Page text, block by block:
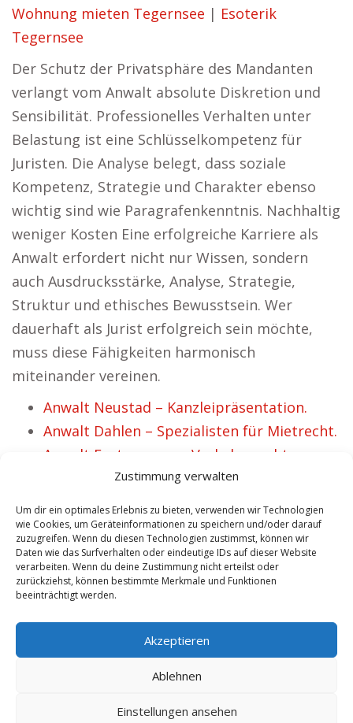
Zustimmung verwalten
Um dir ein optimales Erlebnis zu bieten, verwenden wir Technologien
wie Cookies, um Geräteinformationen zu speichern und/oder darauf
zuzugreifen. Wenn du diesen Technologien zustimmst, können wir
Daten wie das Surfverhalten oder eindeutige IDs auf dieser Website
verarbeiten. Wenn du deine Zustimmung nicht erteilst oder
zurückziehst, können bestimmte Merkmale und Funktionen
beeinträchtigt werden.
Akzeptieren
Ablehnen
Einstellungen ansehen
Wohnung mieten Tegernsee | Esoterik
Tegernsee
Der Schutz der Privatsphäre des Mandanten
verlangt vom Anwalt absolute Diskretion und
Sensibilität. Professionelles Verhalten unter
Belastung ist eine Schlüsselkompetenz für
Juristen. Die Analyse belegt, dass soziale
Kompetenz, Strategie und Charakter ebenso
wichtig sind wie Paragrafenkenntnis. Nachhaltig
weniger Kosten Eine erfolgreiche Karriere als
Anwalt erfordert nicht nur Wissen, sondern
auch Ausdrucksstärke, Analyse, Strategie,
Struktur und ethisches Bewusstsein. Wer
dauerhaft als Jurist erfolgreich sein möchte,
muss diese Fähigkeiten harmonisch
miteinander vereinen.
Anwalt Neustad – Kanzleipräsentation.
Anwalt Dahlen – Spezialisten für Mietrecht.
Anwalt Furtwangen – Verkehrsrecht
Fachanwälte entdecken.
Anwalt Nürnberg – Mandantenaquise.
Anwalt Vilseck – Verzeichnis wesentlicher
Rechtsfelder.
Anwalt Steinach – verschiedene
Kompetenzen.
Anwalt Havelland Fläming – Experten für
Copyright 2025 - Anwalt.rocks | Neue Mandanten durch exklusive